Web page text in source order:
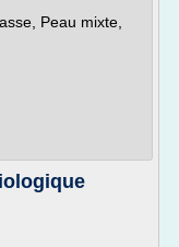
Peau mixte,